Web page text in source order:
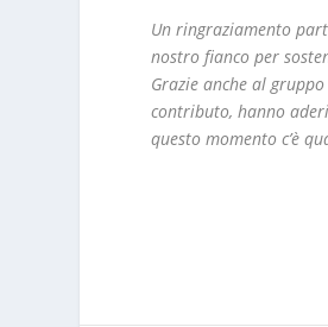
nostro fianco per
Grazie anche al
contributo, hanno
questo momento c’è